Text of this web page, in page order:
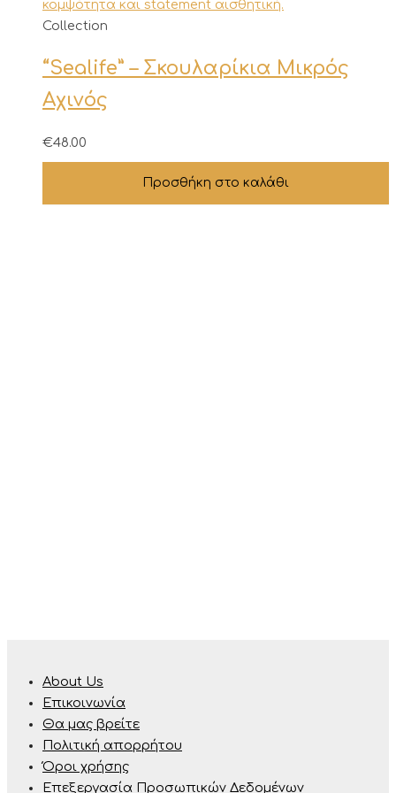
Collection
“Sealife” – Σκουλαρίκια Μικρός
Αχινός
€48.00
Προσθήκη στο καλάθι
About Us
Επικοινωνία
Θα μας βρείτε
Πολιτική απορρήτου
Όροι χρήσης
Επεξεργασία Προσωπικών Δεδομένων